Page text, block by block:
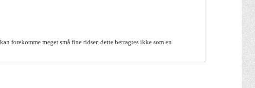
forekomme meget små fine ridser, dette betragtes ikke som en